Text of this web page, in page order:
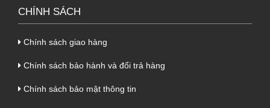
- Lớp tôn này đảm bảo được tính đồng bộ, liên
mỹ, sự hoàn hảo cho công trình. Tăng tính
vững chắc, bền lâu hiệu quả.
CHÍNH SÁCH
Chính sách giao hàng
Chính sách bảo hành và đổi trả hàng
Chính sách bảo mật thông tin